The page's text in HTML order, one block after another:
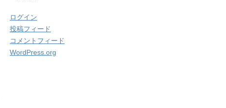
ログイン
投稿フィード
コメントフィード
WordPress.org